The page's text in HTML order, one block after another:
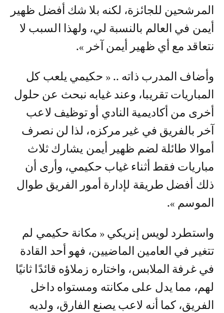
المرشحين للجائزة، لكنه بلا شك أفضل ظهير
أيمن في العالم بالنسبة لي، ولهذا السبب لا
نتعاقد مع أي ظهير أيمن آخر ».
وأضاف المدرب ذاته .. « حكيمي يلعب كل
المباريات تقريبا، وعند غيابه نبحث عن حلول
أخرى من أكاديمية النادي أو توظيف لاعب
آخر بالفريق في غير مركزه، لذا لن نصرف
أموالا طائلة لضم ظهير أيمن يشارك ثلاث
مباريات فقط أثناء غياب حكيمي، وأرى أن
ذلك أفضل طريقة لإدارة أمور الفريق طوال
الموسم ».
واستطرد لويس إنريكي « مكانة حكيمي لم
تتغير في العامين الماضيين، فهو أحد القادة
في غرفة الملابس، واختاره زملاؤه قائدًا ثانيًا
لهم، مما يدل على مكانته ومستواه داخل
الفريق، كما أنه لاعب يصنع الفارق، ولديه